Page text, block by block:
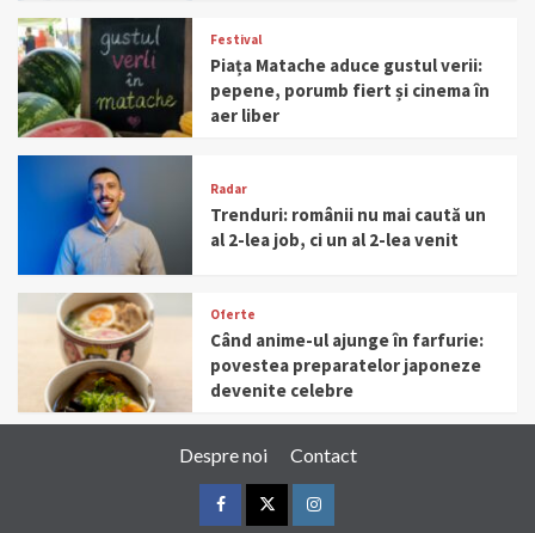
Festival
Piața Matache aduce gustul verii:
pepene, porumb fiert și cinema în
aer liber
Radar
Trenduri: românii nu mai caută un
al 2-lea job, ci un al 2-lea venit
Oferte
Când anime-ul ajunge în farfurie:
povestea preparatelor japoneze
devenite celebre
Despre noi Contact
FacebookTwitterInstagram